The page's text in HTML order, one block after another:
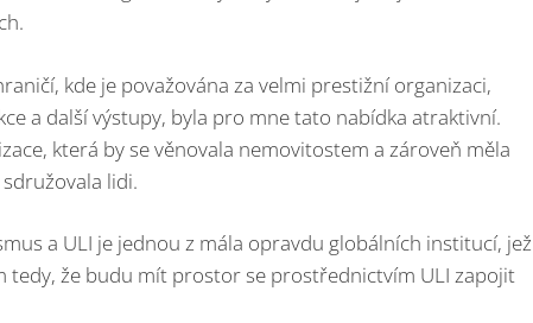
kde je považována za velmi prestižní organizaci,
a další výstupy, byla pro mne tato nabídka atraktivní.
která by se věnovala nemovitostem a zároveň měla
lidi.
a ULI je jednou z mála opravdu globálních institucí, jež
tedy, že budu mít prostor se prostřednictvím ULI zapojit